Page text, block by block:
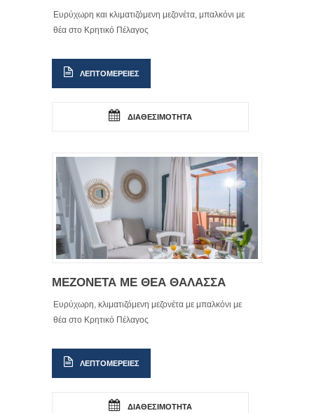
Ευρύχωρη και κλιματιζόμενη μεζονέτα, μπαλκόνι με
θέα στο Κρητικό Πέλαγος
ΛΕΠΤΟΜΕΡΕΙΕΣ
ΔΙΑΘΕΣΙΜΟΤΗΤΑ
ΜΕΖΟΝΕΤΑ ΜΕ ΘΕΑ ΘΑΛΑΣΣΑ
Ευρύχωρη, κλιματιζόμενη μεζονέτα με μπαλκόνι με
θέα στο Κρητικό Πέλαγος
ΛΕΠΤΟΜΕΡΕΙΕΣ
ΔΙΑΘΕΣΙΜΟΤΗΤΑ